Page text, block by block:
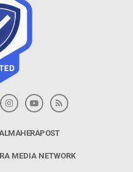
MEDIA NETWORK